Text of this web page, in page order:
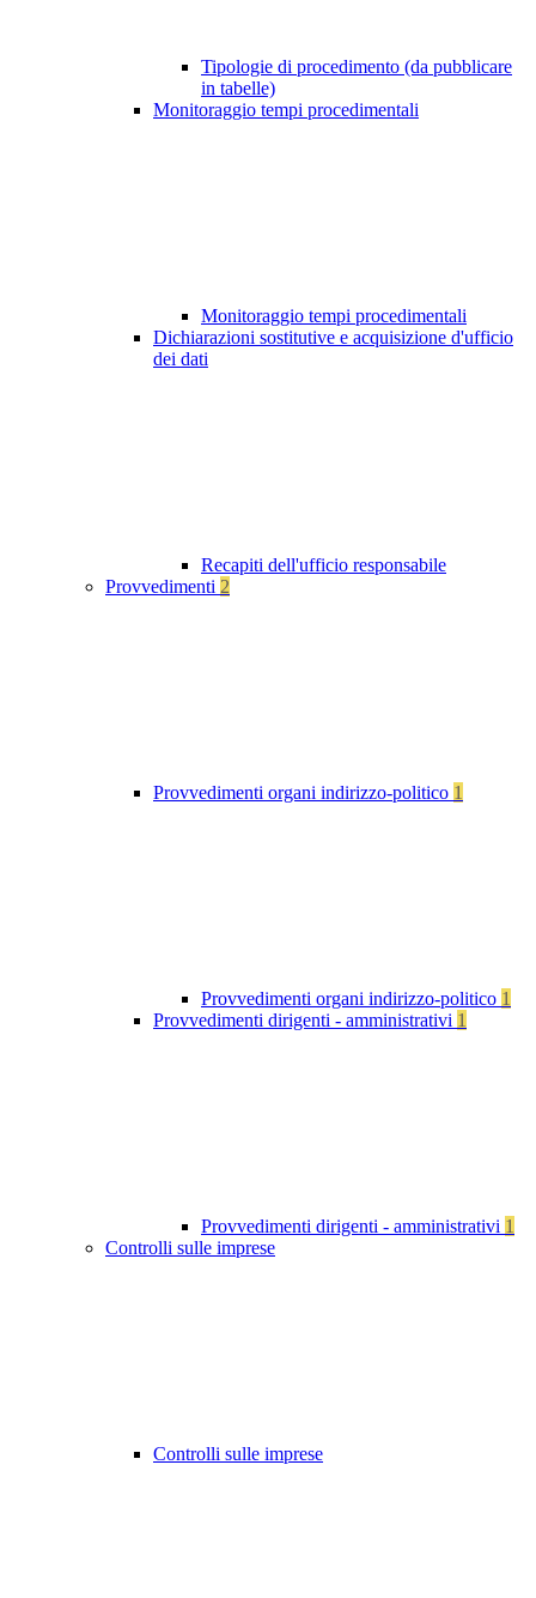
Tipologie di procedimento (da pubblicare
in tabelle)
Monitoraggio tempi procedimentali
Monitoraggio tempi procedimentali
Dichiarazioni sostitutive e acquisizione d'ufficio
dei dati
Recapiti dell'ufficio responsabile
Provvedimenti 2
Provvedimenti organi indirizzo-politico 1
Provvedimenti organi indirizzo-politico 1
Provvedimenti dirigenti - amministrativi 1
Provvedimenti dirigenti - amministrativi 1
Controlli sulle imprese
Controlli sulle imprese